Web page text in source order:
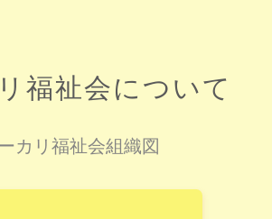
福祉会について
カリ福祉会組織図